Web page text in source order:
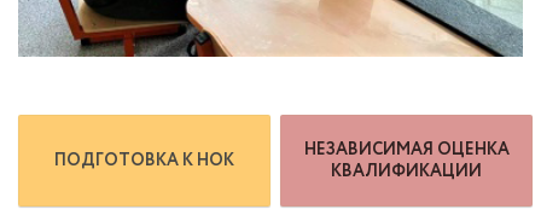
ПОДГОТОВКА К НОК
НЕЗАВИСИМАЯ ОЦЕНКА
КВАЛИФИКАЦИИ